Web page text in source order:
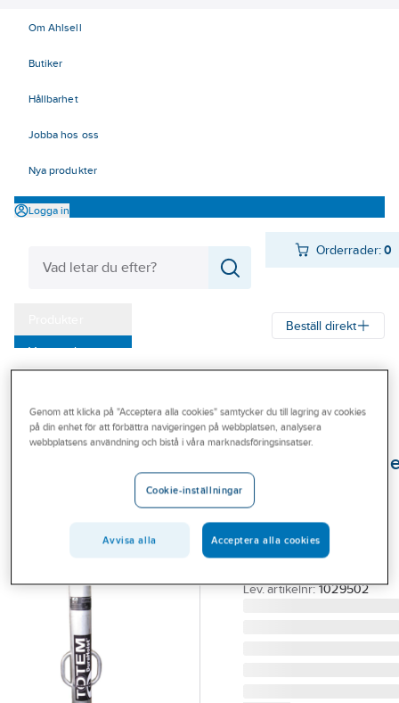
Om Ahlsell
Butiker
Hållbarhet
Jobba hos oss
Nya produkter
Logga in
Orderrader:0
Varumärken
Outlet
Branscher
Beställ direkt
MILLER®
Totem 1029502
FÖRANKRINGSSTOLPE
TOTEM 1029502
Lev. artikelnr: 1029502
Genom att klicka på "Acceptera alla cookies" samtycker du till lagring av cookies
på din enhet för att förbättra navigeringen på webbplatsen, analysera
webbplatsens användning och bistå i våra marknadsföringsinsatser.
Cookie-inställningar
Avvisa alla Acceptera alla cookies